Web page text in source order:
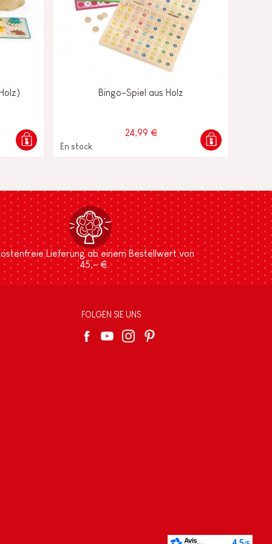
Bingo-Spiel aus Holz
24,99 €
En stock
Lieferung ab einem Bestellwert von
45,- €.
FOLGEN SIE UNS